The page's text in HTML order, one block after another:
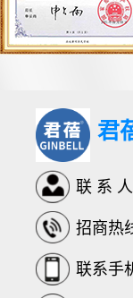
君
联 系
招商热
联系手